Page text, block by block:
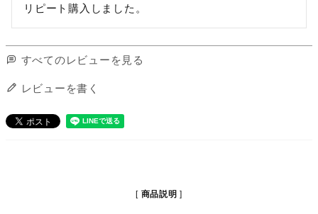
すべてのレビューを見る
レビューを書く
商品説明